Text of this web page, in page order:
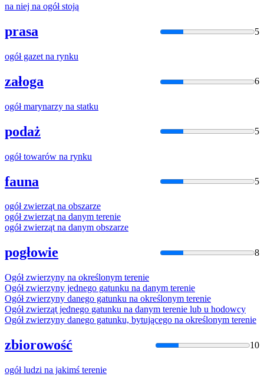
na niej na ogółstoją
prasa 5
ogółgazet na rynku
załoga 6
ogółmarynarzy na statku
podaż 5
ogółtowarów na rynku
fauna 5
ogółzwierzątna obszarze
ogółzwierzątna danym terenie
ogółzwierzątna danym obszarze
pogłowie 8
Ogółzwierzyny na określonym terenie
Ogółzwierzyny jednego gatunku na danym terenie
Ogółzwierzyny danego gatunku na określonym terenie
Ogółzwierząt jednego gatunku na danym terenie lub u hodowcy
Ogółzwierzyny danego gatunku, bytującego na określonym terenie
zbiorowość 10
ogółludzi na jakimś terenie